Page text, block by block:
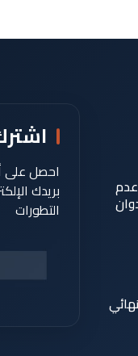
احصل على
بريدك
التطورات